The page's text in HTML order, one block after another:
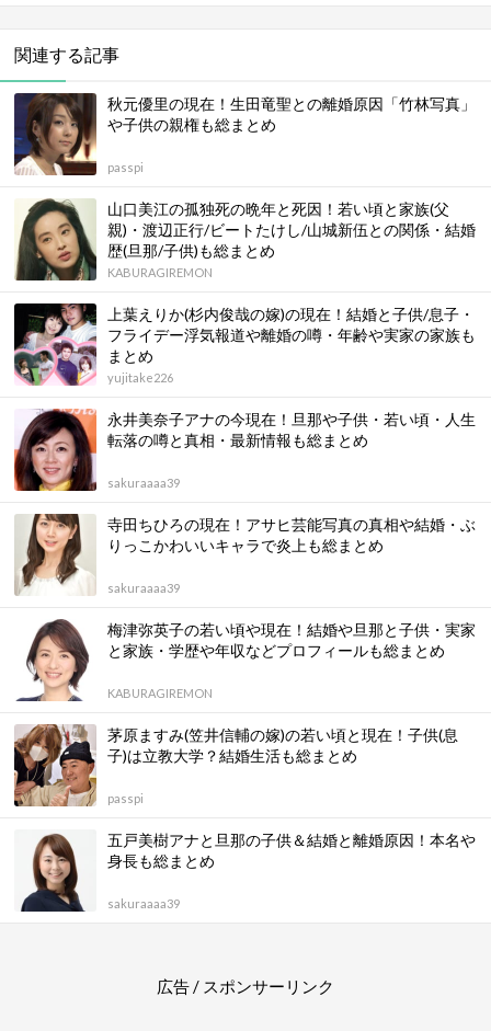
関連する記事
秋元優里の現在！生田竜聖との離婚原因「竹林写真」
や子供の親権も総まとめ
passpi
山口美江の孤独死の晩年と死因！若い頃と家族(父
親)・渡辺正行/ビートたけし/山城新伍との関係・結婚
歴(旦那/子供)も総まとめ
KABURAGIREMON
上葉えりか(杉内俊哉の嫁)の現在！結婚と子供/息子・
フライデー浮気報道や離婚の噂・年齢や実家の家族も
まとめ
yujitake226
永井美奈子アナの今現在！旦那や子供・若い頃・人生
転落の噂と真相・最新情報も総まとめ
sakuraaaa39
寺田ちひろの現在！アサヒ芸能写真の真相や結婚・ぶ
りっこかわいいキャラで炎上も総まとめ
sakuraaaa39
梅津弥英子の若い頃や現在！結婚や旦那と子供・実家
と家族・学歴や年収などプロフィールも総まとめ
KABURAGIREMON
茅原ますみ(笠井信輔の嫁)の若い頃と現在！子供(息
子)は立教大学？結婚生活も総まとめ
passpi
五戸美樹アナと旦那の子供＆結婚と離婚原因！本名や
身長も総まとめ
sakuraaaa39
広告 / スポンサーリンク